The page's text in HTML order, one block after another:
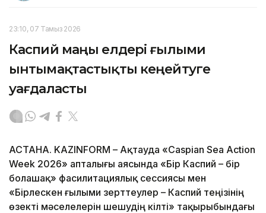
23:10, 07 Тамыз 2026
Каспий маңы елдері ғылыми
ынтымақтастықты кеңейтуге
уағдаласты
АСТАНА. KAZINFORM – Ақтауда «Caspian Sea Action
Week 2026» апталығы аясында «Бір Каспий – бір
болашақ» фасилитациялық сессиясы мен
«Бірлескен ғылыми зерттеулер – Каспий теңізінің
өзекті мәселелерін шешудің кілті» тақырыбындағы